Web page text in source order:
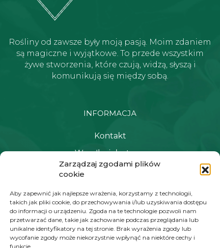
Zarządzaj zgodami plików
cookie
Aby zapewnić jak najlepsze wrażenia, korzystamy z technologii,
takich jak pliki cookie, do przechowywania i/lub uzyskiwania dostępu
do informacji o urządzeniu. Zgoda na te technologie pozwoli nam
przetwarzać dane, takie jak zachowanie podczas przeglądania lub
unikalne identyfikatory na tej stronie. Brak wyrażenia zgody lub
wycofanie zgody może niekorzystnie wpłynąć na niektóre cechy i
funkcje.
Rośliny od zawsze były moją pasją. Moim zdaniem
są magiczne i wyjątkowe. To przede wszystkim
żywe stworzenia, które czują, widzą, słyszą i
komunikują się między sobą.
INFORMACJA
Kontakt
Wysyłka i dostawa
Polityka prywatności i regulamin
NAWIGACJA
Moje konto